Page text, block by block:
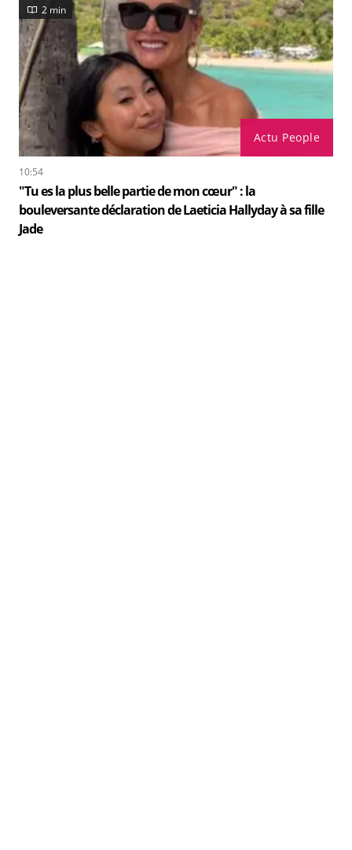
Actu People
2 min
10:54
"Tu es la plus belle partie de mon cœur" : la
bouleversante déclaration de Laeticia Hallyday à sa fille
Jade